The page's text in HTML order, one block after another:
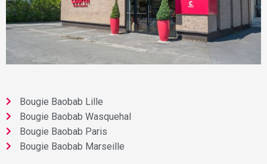
Bougie Baobab Lille
Bougie Baobab Wasquehal
Bougie Baobab Paris
Bougie Baobab Marseille